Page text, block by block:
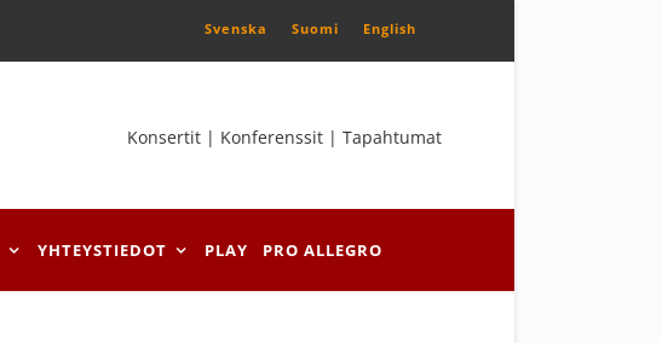
Svenska Suomi English
Konsertit | Konferenssit | Tapahtumat
YHTEYSTIEDOT PLAY PRO ALLEGRO